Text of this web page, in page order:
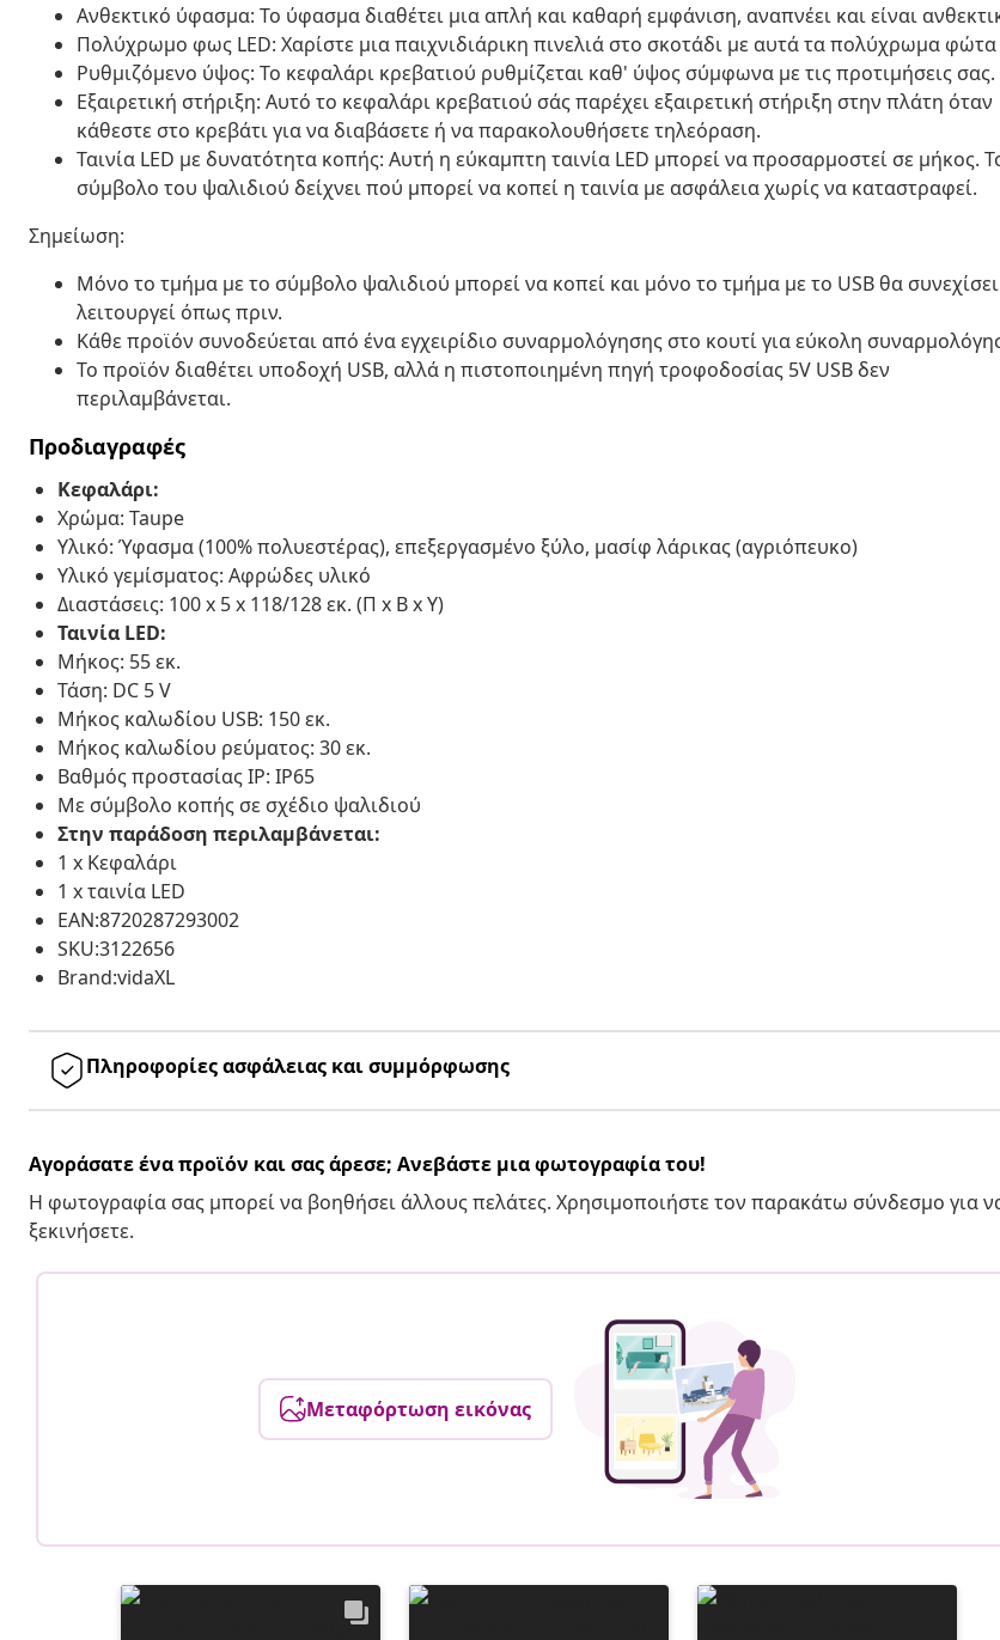
Ανθεκτικό ύφασμα: Το ύφασμα διαθέτει μια απλή και καθαρή εμφάνιση, αναπνέει και είναι
Πολύχρωμο φως LED: Χαρίστε μια παιχνιδιάρικη πινελιά στο σκοτάδι με αυτά τα πολύχρωμα φώτα
Ρυθμιζόμενο ύψος: Το κεφαλάρι κρεβατιού ρυθμίζεται καθ' ύψος σύμφωνα με τις προτιμήσεις σας.
Εξαιρετική στήριξη: Αυτό το κεφαλάρι κρεβατιού σάς παρέχει εξαιρετική στήριξη στην πλάτη όταν
κάθεστε στο κρεβάτι για να διαβάσετε ή να παρακολουθήσετε τηλεόραση.
Ταινία LED με δυνατότητα κοπής: Αυτή η εύκαμπτη ταινία LED μπορεί να προσαρμοστεί σε μήκος.
σύμβολο του ψαλιδιού δείχνει πού μπορεί να κοπεί η ταινία με ασφάλεια χωρίς να καταστραφεί.
Σημείωση:
Μόνο το τμήμα με το σύμβολο ψαλιδιού μπορεί να κοπεί και μόνο το τμήμα με το USB θα
λειτουργεί όπως πριν.
Κάθε προϊόν συνοδεύεται από ένα εγχειρίδιο συναρμολόγησης στο κουτί για εύκολη
Το προϊόν διαθέτει υποδοχή USB, αλλά η πιστοποιημένη πηγή τροφοδοσίας 5V USB δεν
περιλαμβάνεται.
Προδιαγραφές
Κεφαλάρι:
Χρώμα: Taupe
Υλικό: Ύφασμα (100% πολυεστέρας), επεξεργασμένο ξύλο, μασίφ λάρικας (αγριόπευκο)
Υλικό γεμίσματος: Αφρώδες υλικό
Διαστάσεις: 100 x 5 x 118/128 εκ. (Π x Β x Υ)
Ταινία LED:
Μήκος: 55 εκ.
Τάση: DC 5 V
Μήκος καλωδίου USB: 150 εκ.
Μήκος καλωδίου ρεύματος: 30 εκ.
Βαθμός προστασίας IP: IP65
Με σύμβολο κοπής σε σχέδιο ψαλιδιού
Στην παράδοση περιλαμβάνεται:
1 x Κεφαλάρι
1 x ταινία LED
EAN:8720287293002
SKU:3122656
Brand:vidaXL
Πληροφορίες ασφάλειας και συμμόρφωσης
Αγοράσατε ένα προϊόν και σας άρεσε; Ανεβάστε μια φωτογραφία του!
Η φωτογραφία σας μπορεί να βοηθήσει άλλους πελάτες. Χρησιμοποιήστε τον παρακάτω σύνδεσμο για
ξεκινήσετε.
Μεταφόρτωση εικόνας